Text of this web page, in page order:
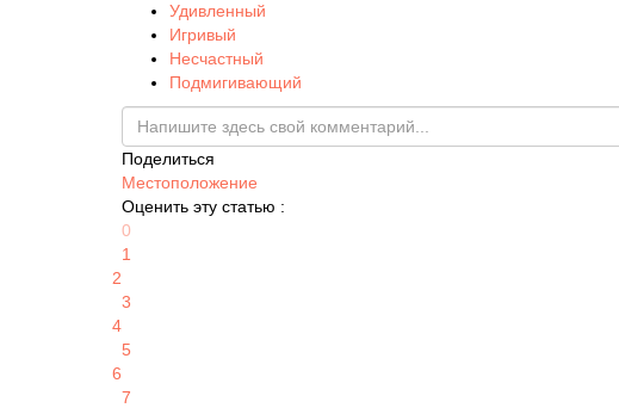
Удивленный
Игривый
Несчастный
Подмигивающий
Поделиться
Местоположение
Оценить эту статью :
0
1
2
3
4
5
6
7